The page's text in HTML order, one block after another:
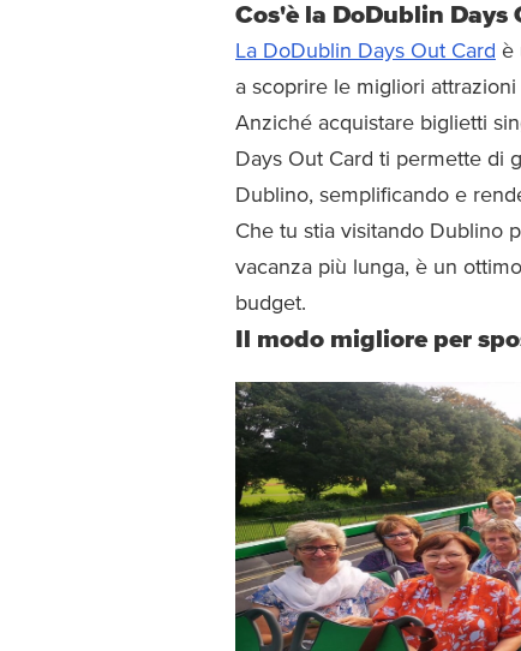
Cos'è la DoDublin Days
La DoDublin Days Out Card è
a scoprire le migliori
Anziché acquistare biglietti
Days Out Card ti permette di
Dublino, semplificando e
Che tu stia visitando Dublino
vacanza più lunga, è un
budget.
Il modo migliore per